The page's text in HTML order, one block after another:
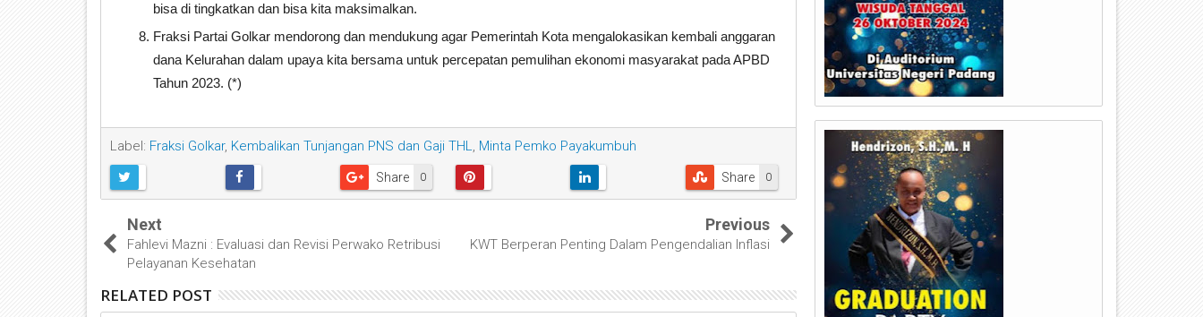
bisa di tingkatkan dan bisa kita maksimalkan.
Fraksi Partai Golkar mendorong dan mendukung agar Pemerintah Kota mengalokasikan kembali anggaran
dana Kelurahan dalam upaya kita bersama untuk percepatan pemulihan ekonomi masyarakat pada APBD
Tahun 2023. (*)
Label: Fraksi Golkar, Kembalikan Tunjangan PNS dan Gaji THL, Minta Pemko Payakumbuh
0
Share 0
Share
Next
Fahlevi Mazni : Evaluasi dan Revisi Perwako Retribusi
Pelayanan Kesehatan
Previous
KWT Berperan Penting Dalam Pengendalian Inflasi
RELATED POST